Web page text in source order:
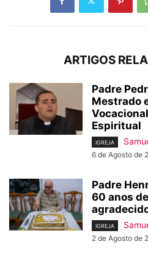
ARTIGOS
Padre
Mestrado
Espiritual
IGREJA
6 de Agosto de
Padre
60 anos
IGREJA
2 de Agosto de